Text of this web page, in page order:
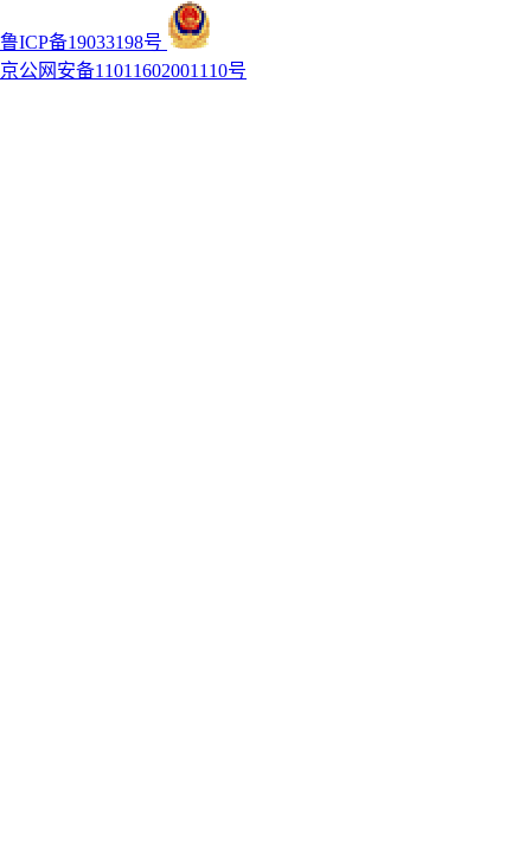
鲁ICP备19033198号
京公网安备11011602001110号